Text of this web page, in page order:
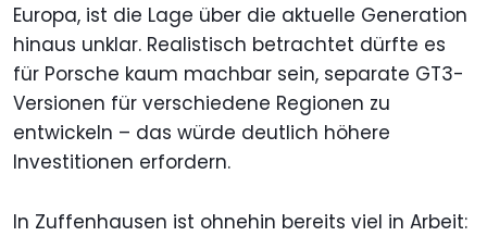
Europa, ist die Lage über die aktuelle Generation
hinaus unklar. Realistisch betrachtet dürfte es
für Porsche kaum machbar sein, separate GT3-
Versionen für verschiedene Regionen zu
entwickeln – das würde deutlich höhere
Investitionen erfordern.
In Zuffenhausen ist ohnehin bereits viel in Arbeit: